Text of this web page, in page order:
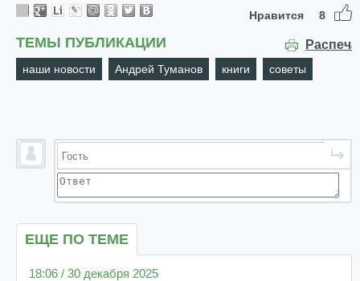
Нравится 8
ТЕМЫ ПУБЛИКАЦИИ
наши новости Андрей Туманов книги советы
ЕЩЕ ПО ТЕМЕ
18:06 / 30 декабря 2025